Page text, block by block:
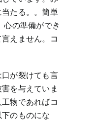
たる。。簡単
の準備ができ
えません。コ
が裂けても言
を与えていま
物であればコ
のものにな